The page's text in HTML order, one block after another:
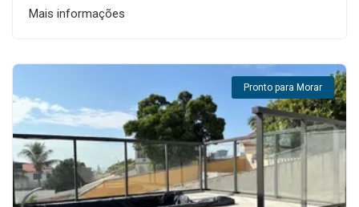
Mais informações
Pronto para Morar